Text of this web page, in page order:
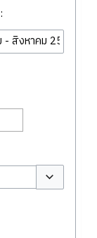
สลับตัวเลือก